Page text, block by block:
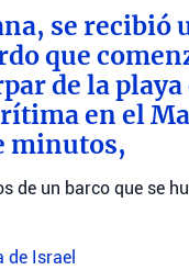
se recibió
que
de la playa
en el
minutos,
de un barco que se
de Israel